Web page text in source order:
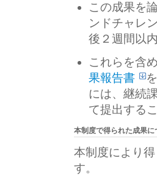
この成果を
ンドチャレ
後２週間以
これらを含
果報告書
には、継続
て提出する
本制度で得られた成果に
本制度により
す。